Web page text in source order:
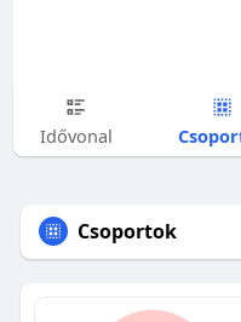
Idővonal
Csoportok